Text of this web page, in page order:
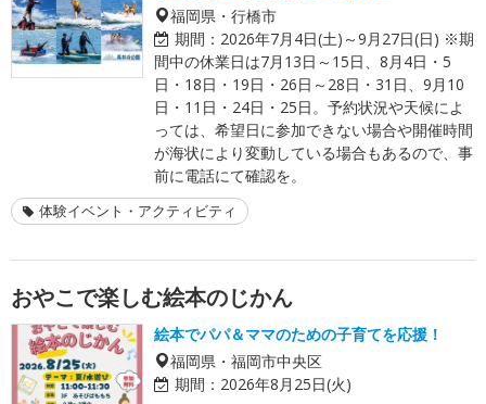
福岡県・行橋市
期間： 2026年7月4日(土)～9月27日(日) ※期
間中の休業日は7月13日～15日、8月4日・5
日・18日・19日・26日～28日・31日、9月10
日・11日・24日・25日。予約状況や天候によ
っては、希望日に参加できない場合や開催時間
が海状により変動している場合もあるので、事
前に電話にて確認を。
体験イベント・アクティビティ
おやこで楽しむ絵本のじかん
絵本でパパ＆ママのための子育てを応援！
福岡県・福岡市中央区
期間： 2026年8月25日(火)